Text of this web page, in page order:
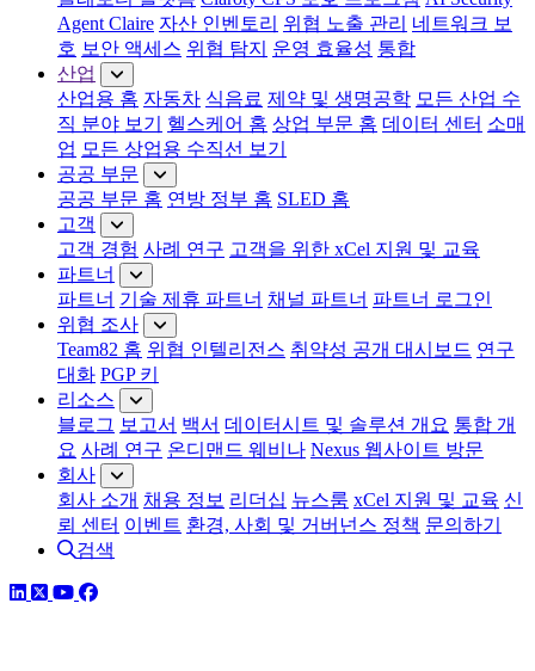
Agent Claire 자산 인벤토리 위협 노출 관리 네트워크 보
호 보안 액세스 위협 탐지 운영 효율성 통합
산업
산업용 홈 자동차 식음료 제약 및 생명공학 모든 산업 수
직 분야 보기
헬스케어 홈 상업 부문 홈 데이터 센터 소매
업 모든 상업용 수직선 보기
공공 부문
공공 부문 홈 연방 정부 홈 SLED 홈
고객
고객 경험 사례 연구 고객을 위한 xCel 지원 및 교육
파트너
파트너 기술 제휴 파트너 채널 파트너 파트너 로그인
위협 조사
Team82 홈 위협 인텔리전스 취약성 공개 대시보드 연구
대화 PGP 키
리소스
블로그 보고서 백서 데이터시트 및 솔루션 개요 통합 개
요 사례 연구 온디맨드 웨비나 Nexus 웹사이트 방문
회사
회사 소개 채용 정보 리더십 뉴스룸 xCel 지원 및 교육 신
뢰 센터 이벤트 환경, 사회 및 거버넌스 정책 문의하기
검색
링크드인
트위터유튜브
페이스북